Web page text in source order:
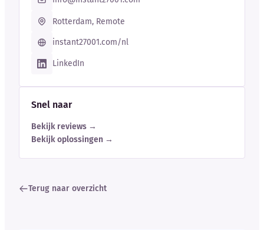
Rotterdam, Remote
instant27001.com/nl
LinkedIn
Snel naar
Bekijk reviews →
Bekijk oplossingen →
Terug naar overzicht